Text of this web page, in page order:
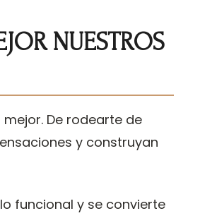
NUESTROS
De rodearte de
y construyan
funcional y se convierte